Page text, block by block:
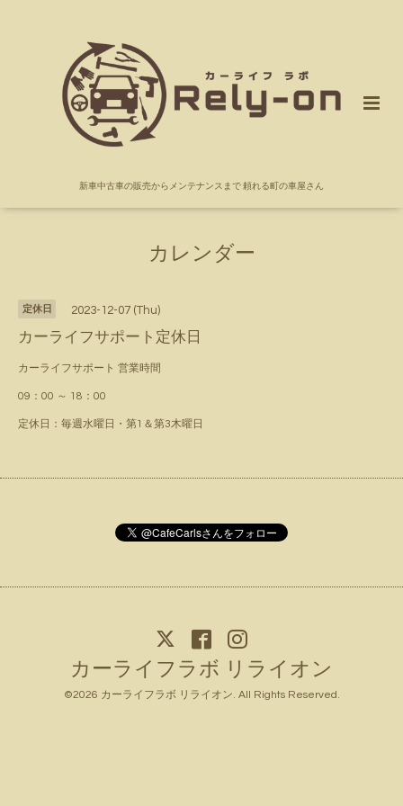
新車中古車の販売からメンテナンスまで 頼れる町の車屋さん
カレンダー
定休日 2023-12-07 (Thu)
カーライフサポート定休日
カーライフサポート 営業時間
09：00 ～ 18：00
定休日：毎週水曜日・第1＆第3木曜日
カーライフラボ リライオン
©2026 カーライフラボ リライオン. All Rights Reserved.